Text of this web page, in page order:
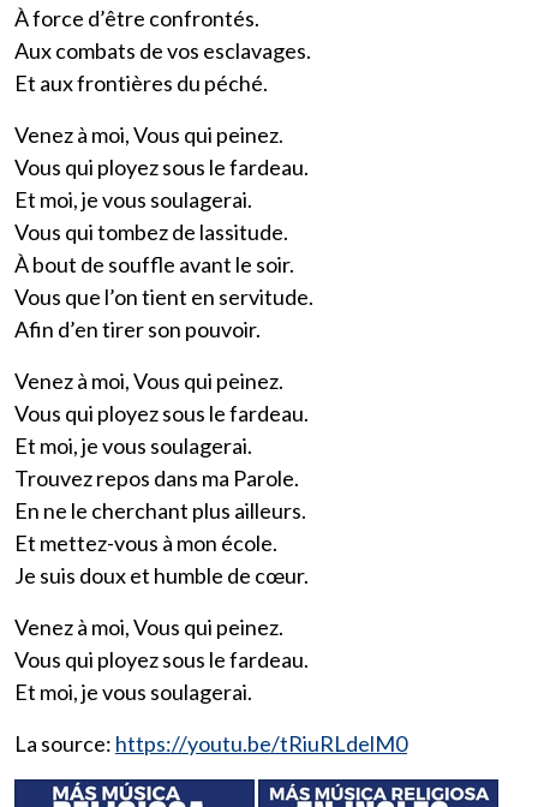
À force d’être confrontés.
Aux combats de vos esclavages.
Et aux frontières du péché.
Venez à moi, Vous qui peinez.
Vous qui ployez sous le fardeau.
Et moi, je vous soulagerai.
Vous qui tombez de lassitude.
À bout de souffle avant le soir.
Vous que l’on tient en servitude.
Afin d’en tirer son pouvoir.
Venez à moi, Vous qui peinez.
Vous qui ployez sous le fardeau.
Et moi, je vous soulagerai.
Trouvez repos dans ma Parole.
En ne le cherchant plus ailleurs.
Et mettez-vous à mon école.
Je suis doux et humble de cœur.
Venez à moi, Vous qui peinez.
Vous qui ployez sous le fardeau.
Et moi, je vous soulagerai.
La source: https://youtu.be/tRiuRLdelM0